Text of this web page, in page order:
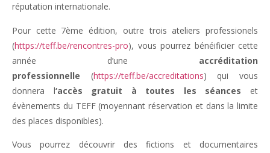
réputation internationale.
Pour cette 7ème édition, outre trois ateliers professionels
(https://teff.be/rencontres-pro), vous pourrez bénéificier cette
année d’une accréditation
professionnelle (https://teff.be/accreditations) qui vous
donnera l‘accès gratuit à toutes les séances et
évènements du TEFF (moyennant réservation et dans la limite
des places disponibles).
Vous pourrez découvrir des fictions et documentaires